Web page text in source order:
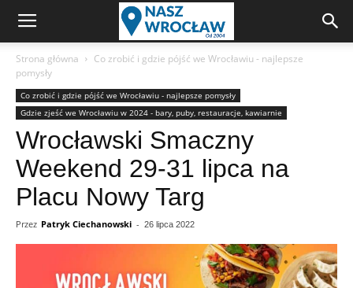
Strona główna
Co zrobić i gdzie pójść we Wrocławiu - najlepsze
pomysły
Co zrobić i gdzie pójść we Wrocławiu - najlepsze pomysły
Gdzie zjeść we Wrocławiu w 2024 - bary, puby, restauracje, kawiarnie
Wrocławski Smaczny
Weekend 29-31 lipca na
Placu Nowy Targ
Przez Patryk Ciechanowski - 26 lipca 2022